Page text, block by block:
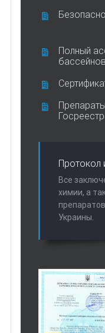
Полный
бассейнов
Протокол
Все
химии, а
Украины.